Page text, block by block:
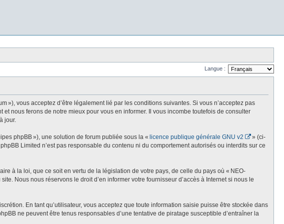
Langue :
»), vous acceptez d’être légalement lié par les conditions suivantes. Si vous n’acceptez pas
nous ferons de notre mieux pour vous en informer. Il vous incombe toutefois de consulter
jour.
phpBB »), une solution de forum publiée sous la « licence publique générale GNU v2
» (ci-
Limited n’est pas responsable du contenu ni du comportement autorisés ou interdits sur ce
à la loi, que ce soit en vertu de la législation de votre pays, de celle du pays où « NEO-
Nous nous réservons le droit d’en informer votre fournisseur d’accès à Internet si nous le
En tant qu’utilisateur, vous acceptez que toute information saisie puisse être stockée dans
ne peuvent être tenus responsables d’une tentative de piratage susceptible d’entraîner la